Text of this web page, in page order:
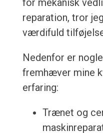
for mekanisk
reparation, tror
værdifuld
Nedenfor er
fremhæver mine
erfaring:
Trænet og